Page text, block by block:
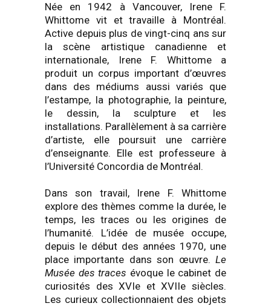
Née en 1942 à Vancouver, Irene F.
Whittome vit et travaille à Montréal.
Active depuis plus de vingt-cinq ans sur
la scène artistique canadienne et
internationale, Irene F. Whittome a
produit un corpus important d’œuvres
dans des médiums aussi variés que
l’estampe, la photographie, la peinture,
le dessin, la sculpture et les
installations. Parallèlement à sa carrière
d’artiste, elle poursuit une carrière
d’enseignante. Elle est professeure à
l’Université Concordia de Montréal.
Dans son travail, Irene F. Whittome
explore des thèmes comme la durée, le
temps, les traces ou les origines de
l’humanité. L’idée de musée occupe,
depuis le début des années 1970, une
place importante dans son œuvre. Le
Musée des traces évoque le cabinet de
curiosités des XVIe et XVIIe siècles.
Les curieux collectionnaient des objets